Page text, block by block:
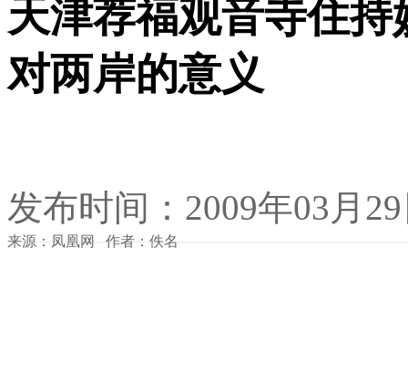
天津荐福观音寺住
对两岸的意义
发布时间：2009年03月
来源：凤凰网 作者：佚名